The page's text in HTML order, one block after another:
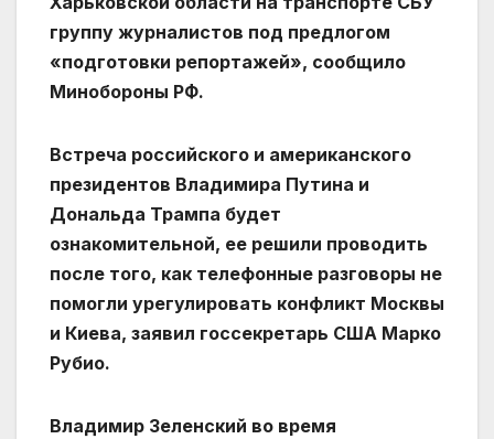
группу журналистов под предлогом
«подготовки репортажей», сообщило
Минобороны РФ.
Встреча российского и американского
президентов Владимира Путина и
Дональда Трампа будет
ознакомительной, ее решили проводить
после того, как телефонные разговоры не
помогли урегулировать конфликт Москвы
и Киева, заявил госсекретарь США Марко
Рубио.
Владимир Зеленский во время